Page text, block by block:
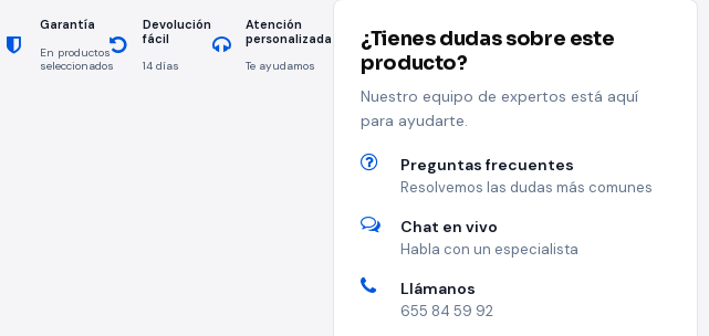
Garantía
En productos
seleccionados
Devolución
fácil
14 días
Atención
personalizada
Te ayudamos
¿Tienes dudas sobre este
producto?
Nuestro equipo de expertos está aquí
para ayudarte.
Preguntas frecuentes
Resolvemos las dudas más comunes
Chat en vivo
Habla con un especialista
Llámanos
655 84 59 92